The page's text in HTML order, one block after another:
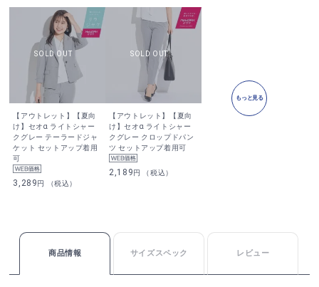
【アウトレット】【夏向
け】セオα ライトシャー
クグレー テーラードジャ
ケット セットアップ着用
可
3,289円 （税込）
【アウトレット】【夏向
け】セオα ライトシャー
クグレー クロップドパン
ツ セットアップ着用可
2,189円 （税込）
もっと見る
商品情報 サイズスペック レビュー